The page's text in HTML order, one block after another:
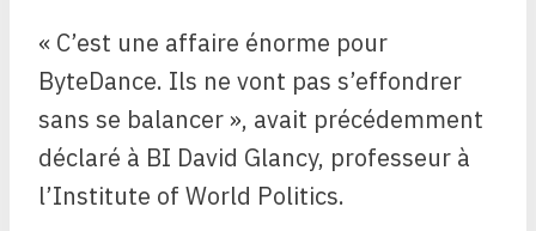
« C’est une affaire énorme pour
ByteDance. Ils ne vont pas s’effondrer
sans se balancer », avait précédemment
déclaré à BI David Glancy, professeur à
l’Institute of World Politics.